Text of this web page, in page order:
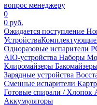
вопрос менеджеру
0
0 руб.
Ожидается поступление
УстройстваКомплектующие
Одноразовые испарители
AIO-устройства Наборы
Клиромайзеры
Зарядные устройства
Сменные испарители
Готовые спирали / Хлопок
Аккумуляторы